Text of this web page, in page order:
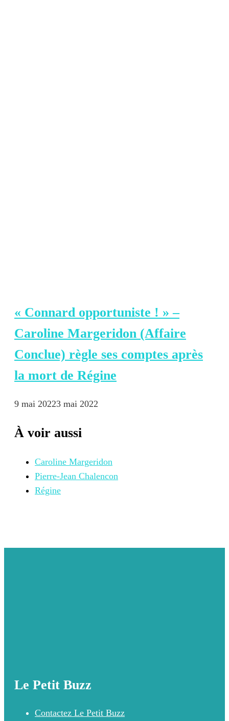
« Connard opportuniste ! » –
Caroline Margeridon (Affaire
Conclue) règle ses comptes après
la mort de Régine
9 mai 20223 mai 2022
À voir aussi
Caroline Margeridon
Pierre-Jean Chalencon
Régine
Le Petit Buzz
Contactez Le Petit Buzz